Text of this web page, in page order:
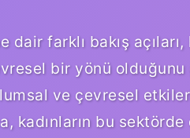
farklı bakış
bir yönü
ve çevresel
kadınların bu